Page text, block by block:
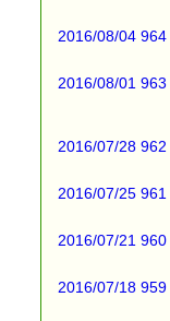
ウォーキング
とても美しか
ラッキークー
2016/08/04 964
2016/08/01 963
2016/07/28 962
2016/07/25 961
2016/07/21 960
2016/07/18 959